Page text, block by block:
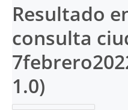
Resultado
consulta
1.0)